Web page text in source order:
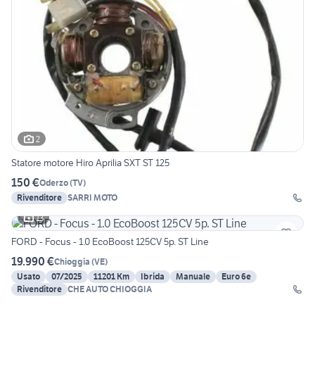
2
Statore motore Hiro Aprilia SXT ST 125
150 €Oderzo(TV)
Rivenditore SARRI MOTO
13
FORD - Focus - 1.0 EcoBoost 125CV 5p. ST Line
19.990 €Chioggia (VE)
Usato
07/2025 11201 Km Ibrida Manuale
Euro 6e
Rivenditore CHE AUTO CHIOGGIA